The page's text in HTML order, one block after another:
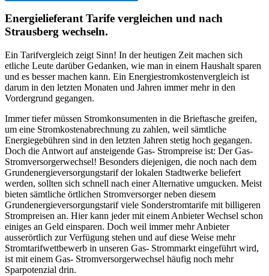
Energielieferant Tarife vergleichen und nach
Strausberg wechseln.
Ein Tarifvergleich zeigt Sinn! In der heutigen Zeit machen sich
etliche Leute darüber Gedanken, wie man in einem Haushalt sparen
und es besser machen kann. Ein Energiestromkostenvergleich ist
darum in den letzten Monaten und Jahren immer mehr in den
Vordergrund gegangen.
Immer tiefer müssen Stromkonsumenten in die Brieftasche greifen,
um eine Stromkostenabrechnung zu zahlen, weil sämtliche
Energiegebühren sind in den letzten Jahren stetig hoch gegangen.
Doch die Antwort auf ansteigende Gas- Strompreise ist: Der Gas-
Stromversorgerwechsel! Besonders diejenigen, die noch nach dem
Grundenergieversorgungstarif der lokalen Stadtwerke beliefert
werden, sollten sich schnell nach einer Alternative umgucken. Meist
bieten sämtliche örtlichen Stromversorger neben diesem
Grundenergieversorgungstarif viele Sonderstromtarife mit billigeren
Strompreisen an. Hier kann jeder mit einem Anbieter Wechsel schon
einiges an Geld einsparen. Doch weil immer mehr Anbieter
ausserörtlich zur Verfügung stehen und auf diese Weise mehr
Stromtarifwettbewerb in unseren Gas- Strommarkt eingeführt wird,
ist mit einem Gas- Stromversorgerwechsel häufig noch mehr
Sparpotenzial drin.